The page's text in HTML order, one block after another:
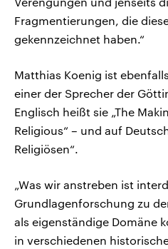
Fragmentierungen, die
gekennzeichnet haben.“
Matthias Koenig ist
einer der Sprecher der
Englisch heißt sie „The
Religious“ – und auf
Religiösen“.
„Was wir anstreben ist
Grundlagenforschung zu
als eigenständige Domäne
in verschiedenen